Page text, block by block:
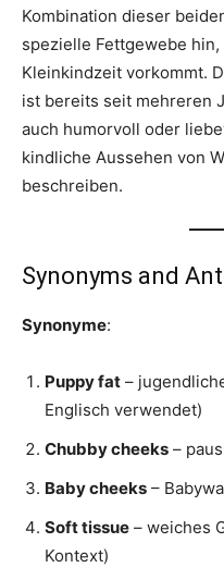
Kombination dieser
spezielle Fettgewebe
Kleinkindzeit vorkommt.
ist bereits seit mehreren
auch humorvoll oder
kindliche Aussehen von
beschreiben.
Synonyms and
Synonyme:
Puppy fat –
Englisch verwendet)
Chubby cheeks –
Baby cheeks –
Soft tissue – weiches
Kontext)